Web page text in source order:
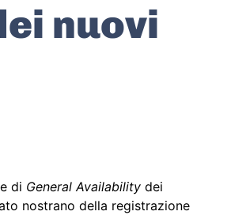
nuovi
di General Availability dei
nostrano della registrazione